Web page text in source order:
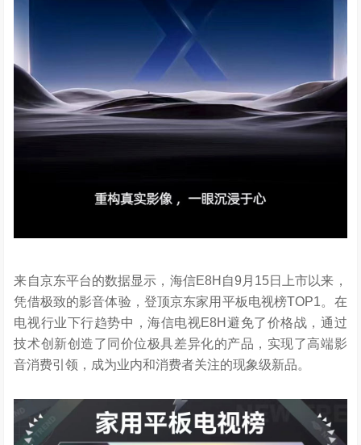
来自京东平台的数据显示，海信E8H自9月15日上市以来，
凭借极致的影音体验，登顶京东家用平板电视榜TOP1。在
电视行业下行趋势中，海信电视E8H避免了价格战，通过
技术创新创造了同价位极具差异化的产品，实现了高端影
音消费引领，成为业内和消费者关注的现象级新品。